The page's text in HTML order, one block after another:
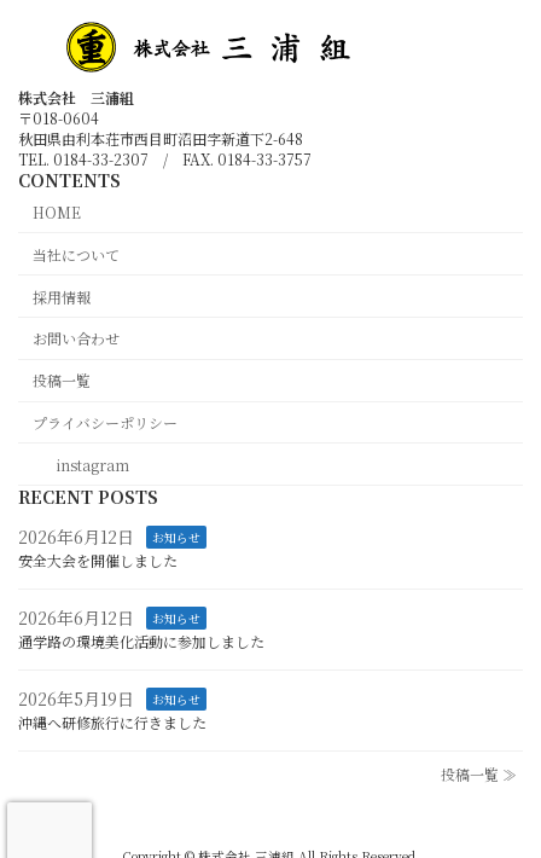
株式会社 三浦組
〒018-0604
秋田県由利本荘市西目町沼田字新道下2-648
TEL. 0184-33-2307 / FAX. 0184-33-3757
CONTENTS
HOME
当社について
採用情報
お問い合わせ
投稿一覧
プライバシーポリシー
instagram
RECENT POSTS
2026年6月12日
お知らせ
安全大会を開催しました
2026年6月12日 お知らせ
通学路の環境美化活動に参加しました
2026年5月19日 お知らせ
沖縄へ研修旅行に行きました
投稿一覧 ≫